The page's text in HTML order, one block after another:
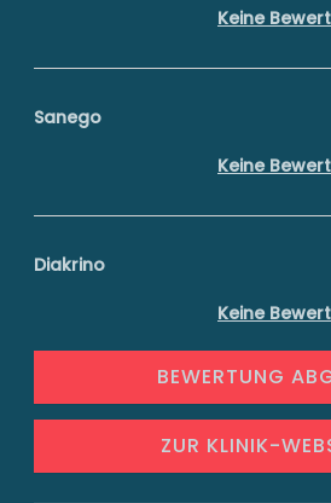
Keine
Sanego
Keine
Diakrino
Keine
BEWERTUNG
ZUR KLINIK-